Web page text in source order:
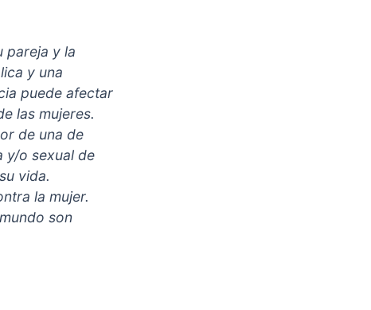
pareja y la
y una
puede afectar
las mujeres.
de una de
y/o sexual de
vida.
la mujer.
son